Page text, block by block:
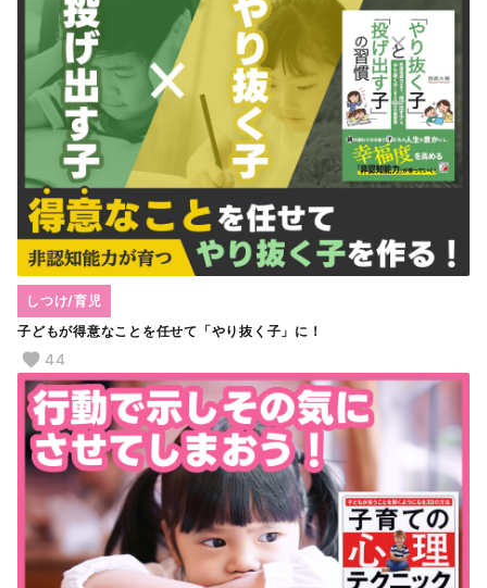
子どもが得意なことを任せて「やり抜く子」に！
しつけ/育児
44